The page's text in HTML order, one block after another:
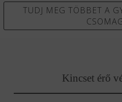
TUDJ MEG TÖBBET A
Kincset érő